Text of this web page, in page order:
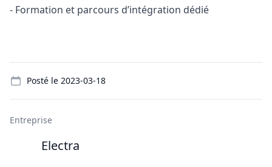
- Formation et parcours d’intégration dédié
Posté le 2023-03-18
Entreprise
Electra